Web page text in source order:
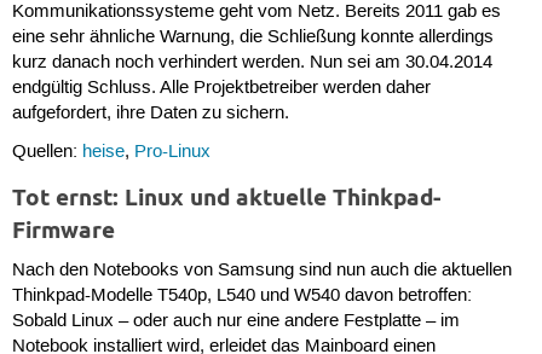
Kommunikationssysteme geht vom Netz. Bereits 2011 gab es
eine sehr ähnliche Warnung, die Schließung konnte allerdings
kurz danach noch verhindert werden. Nun sei am 30.04.2014
endgültig Schluss. Alle Projektbetreiber werden daher
aufgefordert, ihre Daten zu sichern.
Quellen: heise, Pro-Linux
Tot ernst: Linux und aktuelle Thinkpad-
Firmware
Nach den Notebooks von Samsung sind nun auch die aktuellen
Thinkpad-Modelle T540p, L540 und W540 davon betroffen:
Sobald Linux – oder auch nur eine andere Festplatte – im
Notebook installiert wird, erleidet das Mainboard einen